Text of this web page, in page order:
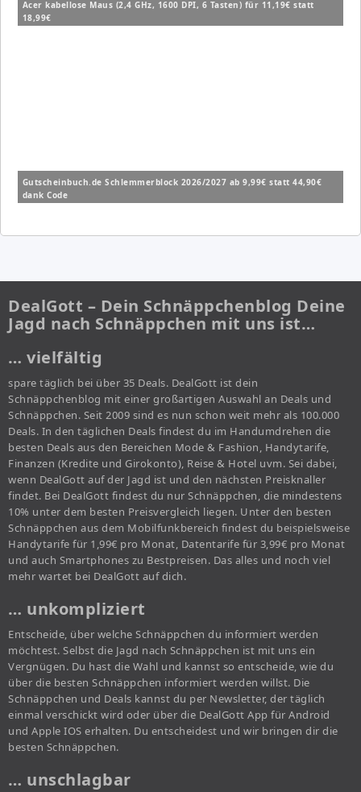
Acer kabellose Maus (2,4 GHz, 1600 DPI, 6 Tasten) für 11,19€ statt
18,99€
Gutscheinbuch.de Schlemmerblock 2026/2027 ab 9,99€ statt 44,90€
dank Code
DealGott – Dein Schnäppchenblog Deine
Jagd nach Schnäppchen mit uns ist…
… vielfältig
spare täglich bei über 35 Deals. DealGott ist dein
Schnäppchenblog mit einer großartigen Auswahl an Deals und
Schnäppchen. Seit 2009 sind es nun schon weit mehr als 100.000
Deals. In den täglichen Deals findest du im Handumdrehen die
besten Deals aus den Bereichen Mode & Fashion, Handytarife,
Finanzen (Kredite und Girokonto), Reise & Hotel uvm. Sei dabei,
wenn DealGott auf der Jagd ist und den nächsten Preisknaller
findet. Bei DealGott findest du nur Schnäppchen, die mindestens
10% unter dem besten Preisvergleich liegen. Unter den besten
Schnäppchen aus dem Mobilfunkbereich findest du beispielsweise
Handytarife für 1,99€ pro Monat, Datentarife für 3,99€ pro Monat
und auch Smartphones zu Bestpreisen. Das alles und noch viel
mehr wartet bei DealGott auf dich.
… unkompliziert
Entscheide, über welche Schnäppchen du informiert werden
möchtest. Selbst die Jagd nach Schnäppchen ist mit uns ein
Vergnügen. Du hast die Wahl und kannst so entscheide, wie du
über die besten Schnäppchen informiert werden willst. Die
Schnäppchen und Deals kannst du per Newsletter, der täglich
einmal verschickt wird oder über die DealGott App für Android
und Apple IOS erhalten. Du entscheidest und wir bringen dir die
besten Schnäppchen.
… unschlagbar